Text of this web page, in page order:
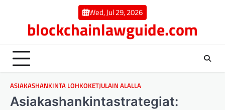
Wed, Jul 29, 2026
blockchainlawguide.com
ASIAKASHANKINTA LOHKOKETJULAIN ALALLA
Asiakashankintastrategiat: